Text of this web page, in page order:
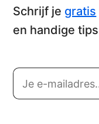
Schrijf je gratis
en handige tips